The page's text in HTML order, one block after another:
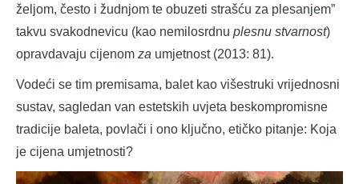
željom, često i žudnjom te obuzeti strašću za plesanjem”
takvu svakodnevicu (kao nemilosrdnu plesnu stvarnost)
opravdavaju cijenom za umjetnost (2013: 81).
Vodeći se tim premisama, balet kao višestruki vrijednosni
sustav, sagledan van estetskih uvjeta beskompromisne
tradicije baleta, povlači i ono ključno, etičko pitanje: Koja
je cijena umjetnosti?